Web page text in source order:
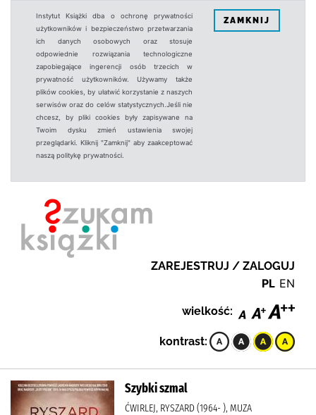
Instytut Książki dba o ochronę prywatności
użytkowników i bezpieczeństwo przetwarzania
ich danych osobowych oraz stosuje
odpowiednie rozwiązania technologiczne
zapobiegające ingerencji osób trzecich w
prywatność użytkowników. Używamy także
plików cookies, by ułatwić korzystanie z naszych
serwisów oraz do celów statystycznych.Jeśli nie
chcesz, by pliki cookies były zapisywane na
Twoim dysku zmień ustawienia swojej
przeglądarki. Kliknij "Zamknij" aby zaakceptować
naszą politykę prywatności.
ZAMKNIJ
ZAREJESTRUJ / ZALOGUJ
PL EN
wielkość:
kontrast:
Szybki szmal
ĆWIRLEJ, RYSZARD (1964- ), MUZA